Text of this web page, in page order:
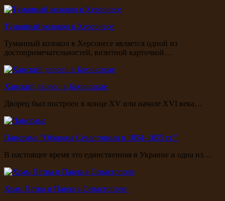
Туманный колокол в Херсонесе
Туманный колокол в Херсонесе является одной из
достопримечательностей, визитной карточкой…
Ханский дворец в Бахчисарае
Дворец был построен в конце XV или начале XVI века…
Панорама "Оборона Севастополя в 1854–1855 гг."
В настоящее время это единственная в Украине и одна из…
Храм Петра и Павла в Севастополе